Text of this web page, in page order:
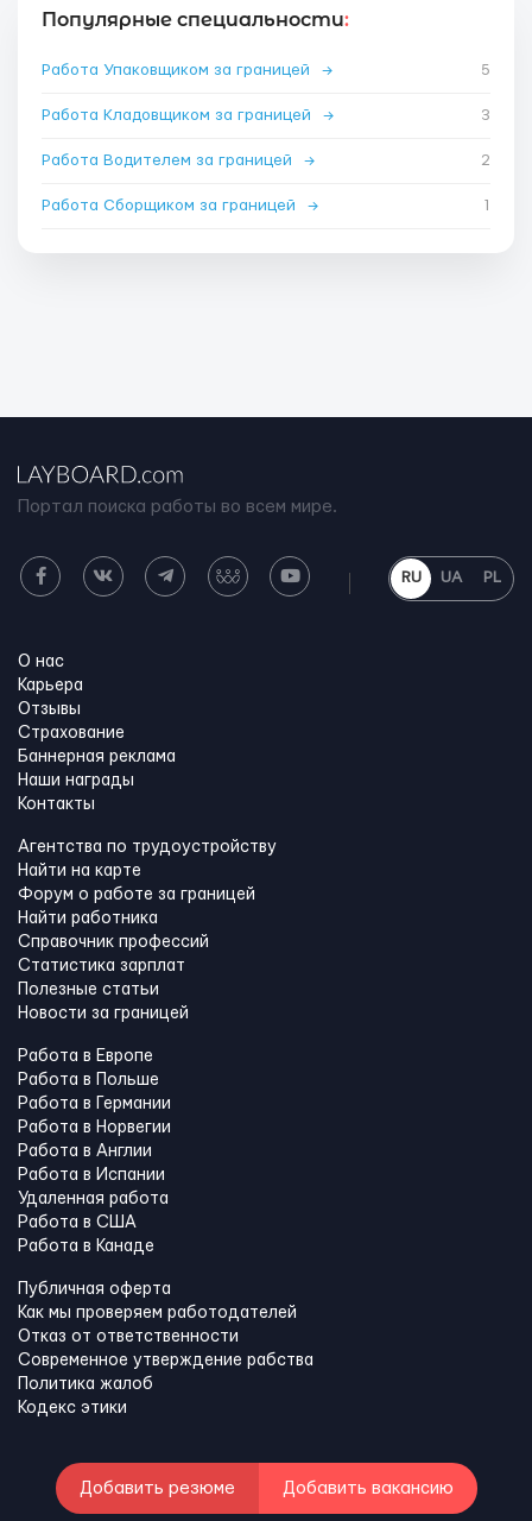
Популярные специальности:
Работа Упаковщиком за границей → 5
Работа Кладовщиком за границей → 3
Работа Водителем за границей → 2
Работа Сборщиком за границей → 1
Портал поиска работы во всем мире.
RU UA PL
О нас
Карьера
Отзывы
Страхование
Баннерная реклама
Наши награды
Контакты
Агентства по трудоустройству
Найти на карте
Форум о работе за границей
Найти работника
Справочник профессий
Статистика зарплат
Полезные статьи
Новости за границей
Работа в Европе
Работа в Польше
Работа в Германии
Работа в Норвегии
Работа в Англии
Работа в Испании
Удаленная работа
Работа в США
Работа в Канадe
Публичная оферта
Как мы проверяем работодателей
Отказ от ответственности
Современное утверждение рабства
Политика жалоб
Кодекс этики
Добавить резюме Добавить вакансию